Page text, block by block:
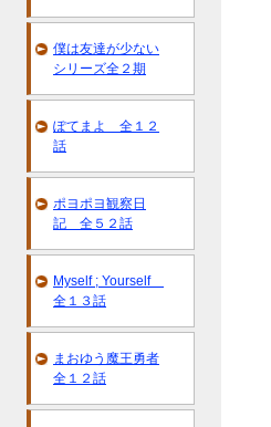
僕は友達が少ない
シリーズ全２期
ぽてまよ 全１２
話
ポヨポヨ観察日
記 全５２話
Myself ; Yourself
全１３話
まおゆう魔王勇者
全１２話